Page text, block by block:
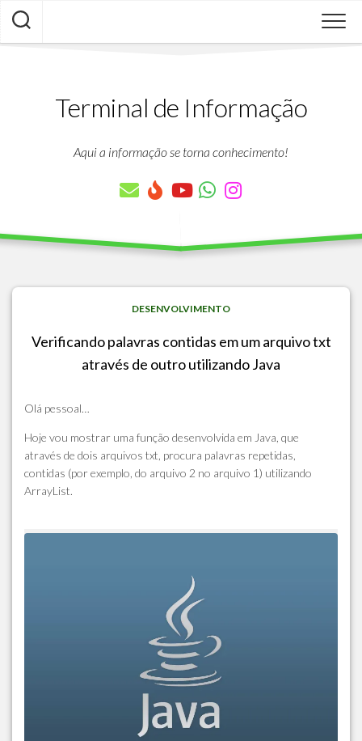
Skip
content
Terminal de Informação
Aqui a informação se torna conhecimento!
DESENVOLVIMENTO
Verificando palavras contidas em um arquivo txt
através de outro utilizando Java
Olá pessoal…
Hoje vou mostrar uma função desenvolvida em Java, que
através de dois arquivos txt, procura palavras repetidas,
contidas (por exemplo, do arquivo 2 no arquivo 1) utilizando
ArrayList.